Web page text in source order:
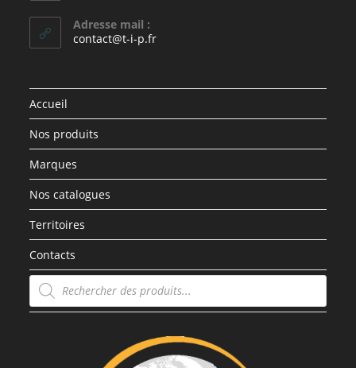
Adresse mail :
contact@t-i-p.fr
Accueil
Nos produits
Marques
Nos catalogues
Territoires
Contacts
Recherche
de
produits